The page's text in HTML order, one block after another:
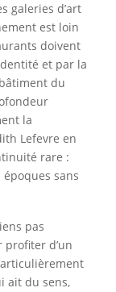
galeries d’art
est loin
doivent
et par la
du
la
Lefevre en
rare :
sans
pas
d’un
ait du sens,